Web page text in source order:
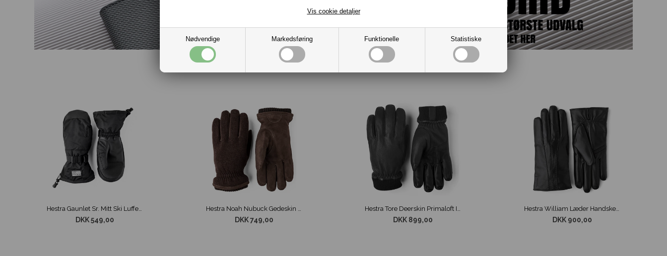
Nødvendige Markedsføring Funktionelle Statistiske
Vis cookie detaljer
Hestra Gaunlet Sr. Mitt Ski Luffer Sort
DKK 549,00
Hestra Noah Nubuck Gedeskin m/ Uld Handsker Brun
DKK 749,00
Hestra Tore Deerskin Primaloft Isolation m/ Ribkant Handske Sort
DKK 899,00
Hestra William Læder Handske Sort
DKK 900,00